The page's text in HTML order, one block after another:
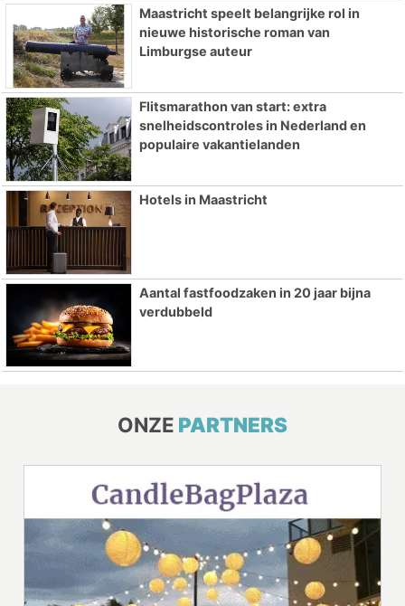
Maastricht speelt belangrijke rol in
nieuwe historische roman van
Limburgse auteur
Flitsmarathon van start: extra
snelheidscontroles in Nederland en
populaire vakantielanden
Hotels in Maastricht
Aantal fastfoodzaken in 20 jaar bijna
verdubbeld
ONZE PARTNERS